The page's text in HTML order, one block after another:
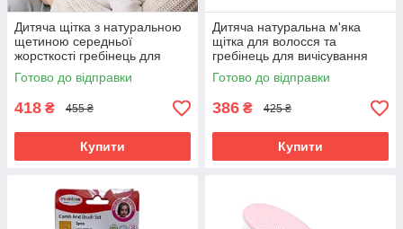
Дитяча щітка з натуральною
щетиною середньої
жорсткості гребінець для
новонароджених дітей
буковий BabyOno
Готово до відправки
418 ₴ 455 ₴
Купити
Дитяча натуральна м'яка
щітка для волосся та
гребінець для вичісування
кірочок Baby Ono Сіро-
фіолетовий
Готово до відправки
386 ₴ 425 ₴
Купити